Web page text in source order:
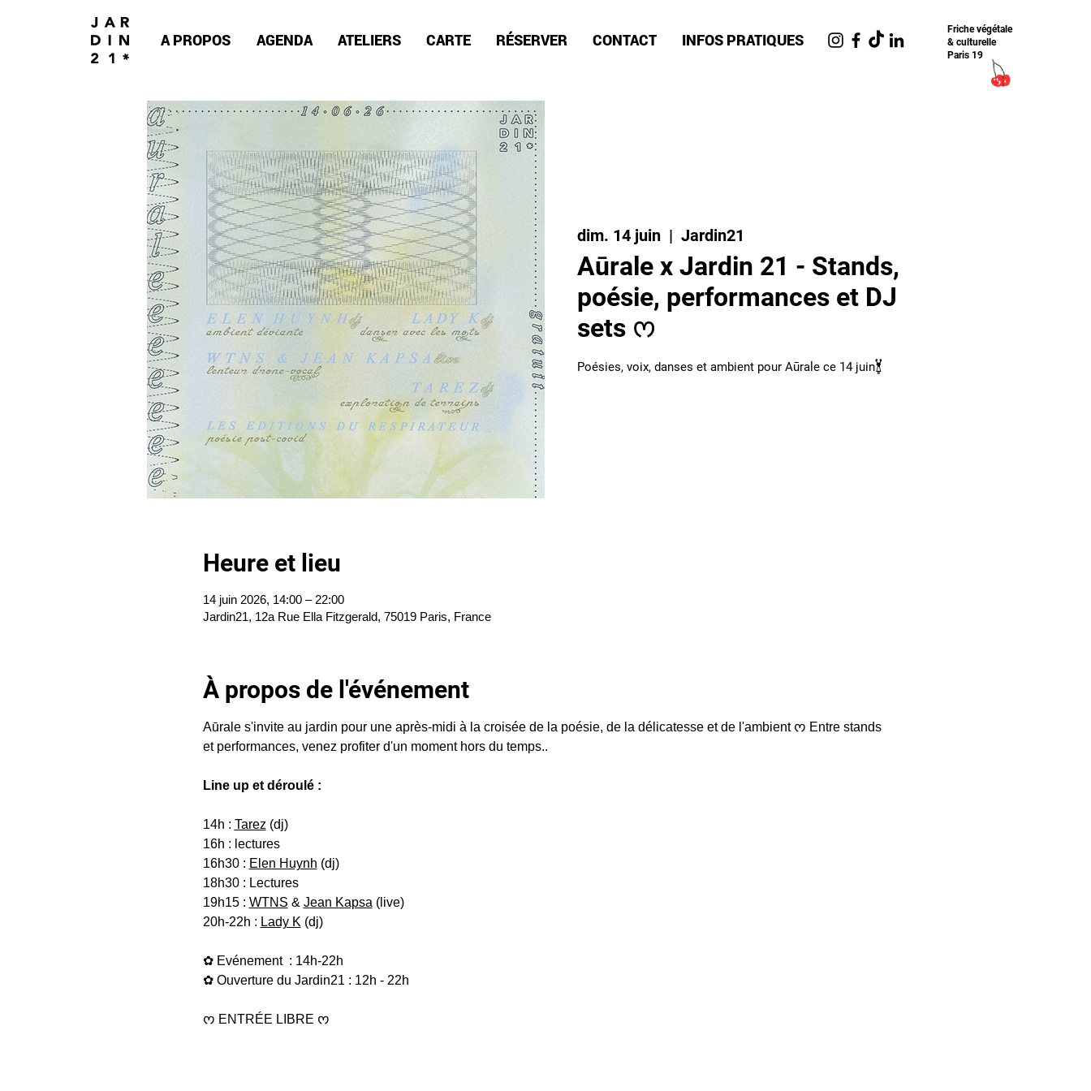
A PROPOS AGENDA ATELIERS CARTE RÉSERVER CONTACT INFOS PRATIQUES
Friche​ végétale
& culturelle
Paris 19
dim. 14 juin
  |
Jardin21
Aūrale x Jardin 21 - Stands,
poésie, performances et DJ
sets ᰔ
Poésies, voix, danses et ambient pour Aūrale ce 14 juin𓋏
Heure et lieu
14 juin 2026, 14:00 – 22:00
Jardin21, 12a Rue Ella Fitzgerald, 75019 Paris, France
À propos de l'événement
Aūrale s'invite au jardin pour une après-midi à la croisée de la poésie, de la délicatesse et de l'ambient ᰔ Entre stands
et performances, venez profiter d'un moment hors du temps..
Line up et déroulé :
14h : Tarez (dj)
16h : lectures
16h30 : Elen Huynh (dj)
18h30 : Lectures
19h15 : WTNS & Jean Kapsa (live)
20h-22h : Lady K (dj)
✿ Evénement  : 14h-22h
✿ Ouverture du Jardin21 : 12h - 22h
ᰔ ENTRÉE LIBRE ᰔ